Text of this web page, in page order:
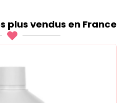
plus vendus en France